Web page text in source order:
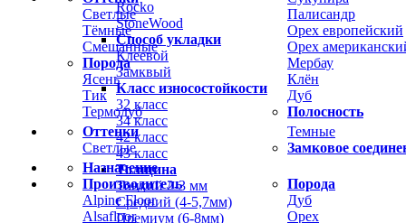
Светлые
Тёмные
Смешанные
Порода
Ясень
Тик
Термодуб
Палисандр
Орех европейский
Орех
Мербау
Клён
Дуб
Полосность
Оттенки
Светлые
Темные
Замковое
Назначение
Производитель
Alpine Floor
Alsafloor
Порода
Дуб
Орех
Rocko
StoneWood
Способ укладки
Клеевой
Замквый
Класс износостойкости
32 класс
34 класс
42 класс
43 класс
Толщина
Тонкий 2-3 мм
Средний (4-5,7мм)
Премиум (6-8мм)